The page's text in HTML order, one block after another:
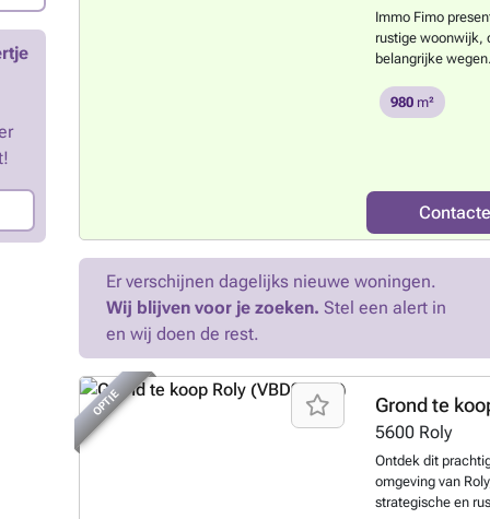
van belangrijke
nutsvoorzieningen
van een project
Built", wat het
de gunstige
bijzonder
voor
op de
een voordelige
het een zeer
Neem contact op
een bezichtiging
interessante kans
te realiseren op
perfect aansluiten
Vlaanderen.Meer
Immo Fimo
rustige woonwijk,
belangrijke
bouw van een
bezichtigingen 7
980 m²
Er verschijnen dagelijks nieuwe woningen.
Wij blijven voor je zoeken. Stel een alert in
en wij doen de rest.
OPTIE Grond te
5600 Roly
Ontdek dit
omgeving van
strategische en